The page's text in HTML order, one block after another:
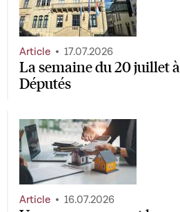
La semaine du 20 juillet
Députés
Article 17.07.2026
Article 16.07.2026